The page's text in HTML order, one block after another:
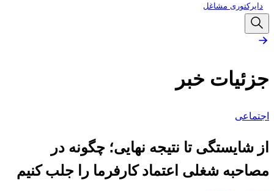
دایرکتوری مشاغل
جزئیات خبر
اجتماعی
از شایستگی تا نتیجه نهایی؛ چگونه در
مصاحبه شغلی اعتماد کارفرما را جلب کنیم